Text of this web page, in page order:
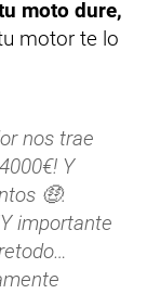
moto dure,
motor te lo
nos trae
Y
🤑.
importante